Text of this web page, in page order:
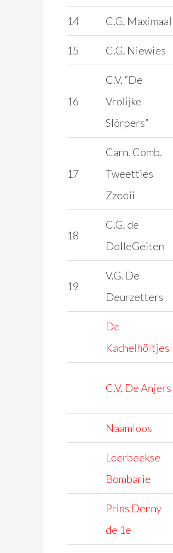
14 C.G. Maximaal
15 C.G. Niewies
16
C.V. “De
Vrolijke
Slörpers”
17
Carn. Comb.
Tweetties
Zzooii
18
C.G. de
DolleGeiten
19
V.G. De
Deurzetters
De
Kachelhöltjes
C.V. De Anjers
Naamloos
Loerbeekse
Bombarie
Prins Denny
de 1e